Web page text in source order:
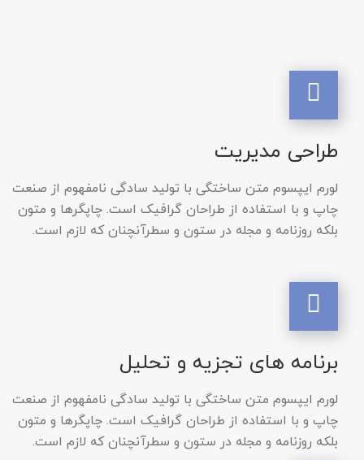
طراحی مدیریت
لورم ایپسوم متن ساختگی با تولید سادگی نامفهوم از صنعت
چاپ و با استفاده از طراحان گرافیک است. چاپگرها و متون
بلکه روزنامه و مجله در ستون و سطرآنچنان که لازم است.
برنامه های تجزیه و تحلیل
لورم ایپسوم متن ساختگی با تولید سادگی نامفهوم از صنعت
چاپ و با استفاده از طراحان گرافیک است. چاپگرها و متون
بلکه روزنامه و مجله در ستون و سطرآنچنان که لازم است.